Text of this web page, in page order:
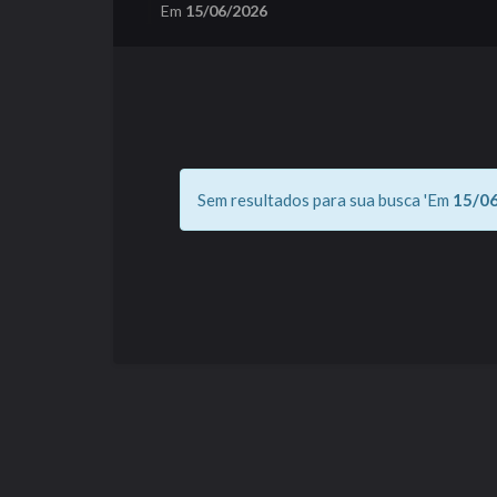
Em 15/06/2026
Sem resultados para sua busca 'Em 15/